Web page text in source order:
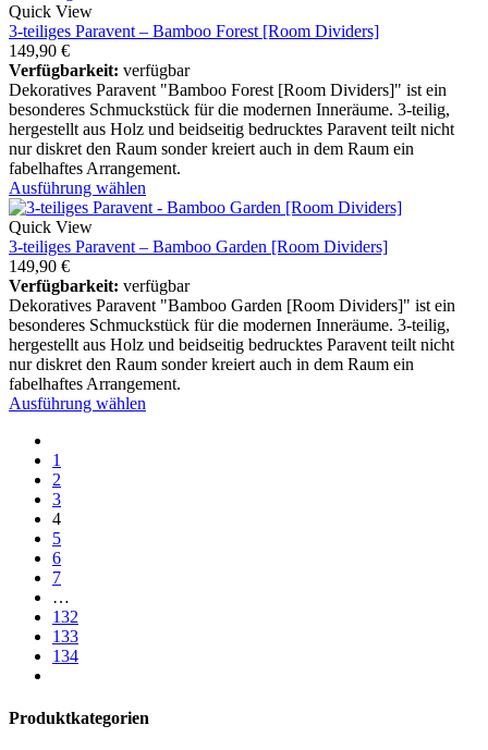
Quick View
3-teiliges Paravent – Bamboo Forest [Room Dividers]
149,90 €
Verfügbarkeit: verfügbar
Dekoratives Paravent "Bamboo Forest [Room Dividers]" ist ein
besonderes Schmuckstück für die modernen Inneräume. 3-teilig,
hergestellt aus Holz und beidseitig bedrucktes Paravent teilt nicht
nur diskret den Raum sonder kreiert auch in dem Raum ein
fabelhaftes Arrangement.
Ausführung wählen
Quick View
3-teiliges Paravent – Bamboo Garden [Room Dividers]
149,90 €
Verfügbarkeit: verfügbar
Dekoratives Paravent "Bamboo Garden [Room Dividers]" ist ein
besonderes Schmuckstück für die modernen Inneräume. 3-teilig,
hergestellt aus Holz und beidseitig bedrucktes Paravent teilt nicht
nur diskret den Raum sonder kreiert auch in dem Raum ein
fabelhaftes Arrangement.
Ausführung wählen
1
2
3
4
5
6
7
…
132
133
134
Produktkategorien